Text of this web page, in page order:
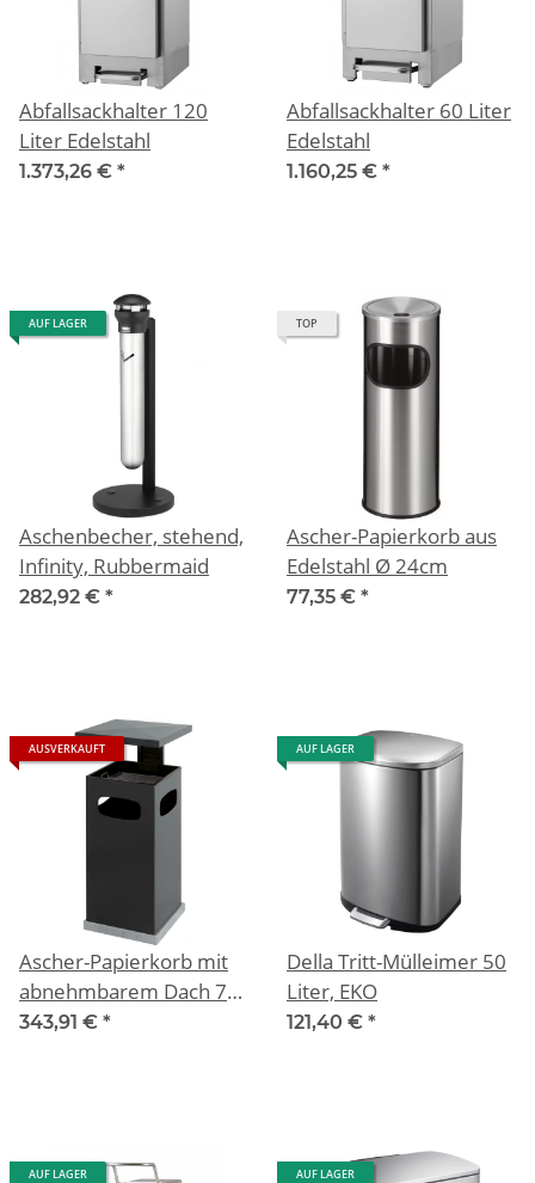
Abfallsackhalter 120
Liter Edelstahl
1.373,26 € *
Abfallsackhalter 60 Liter
Edelstahl
1.160,25 € *
AUF LAGER
Aschenbecher, stehend,
Infinity, Rubbermaid
282,92 € *
TOP
Ascher-Papierkorb aus
Edelstahl Ø 24cm
77,35 € *
AUSVERKAUFT
Ascher-Papierkorb mit
abnehmbarem Dach 70
Liter, Anthrazit
343,91 € *
AUF LAGER
Della Tritt-Mülleimer 50
Liter, EKO
121,40 € *
AUF LAGER AUF LAGER